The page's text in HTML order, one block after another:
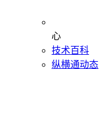
心
技术百科
纵横通动态